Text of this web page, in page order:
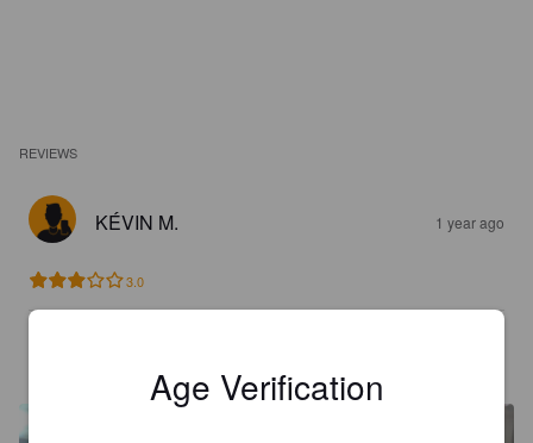
REVIEWS
KÉVIN M. 1 year ago
3.0
Age Verification